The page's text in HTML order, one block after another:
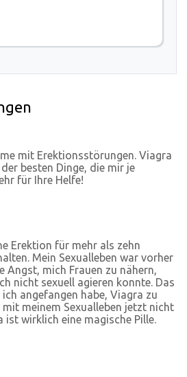
mit Erektionsstörungen. Viagra
besten Dinge, die mir je
für Ihre Helfe!
Erektion für mehr als zehn
Mein Sexualleben war vorher
Angst, mich Frauen zu nähern,
nicht sexuell agieren konnte. Das
angefangen habe, Viagra zu
meinem Sexualleben jetzt nicht
ist wirklich eine magische Pille.